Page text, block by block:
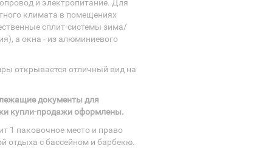
и электропитание. Для
климата в помещениях
сплит-системы зима/
а окна - из алюминиевого
открывается отличный вид на
документы для
купли-продажи оформлены.
1 паковочное место и право
отдыха с бассейном и барбекю.